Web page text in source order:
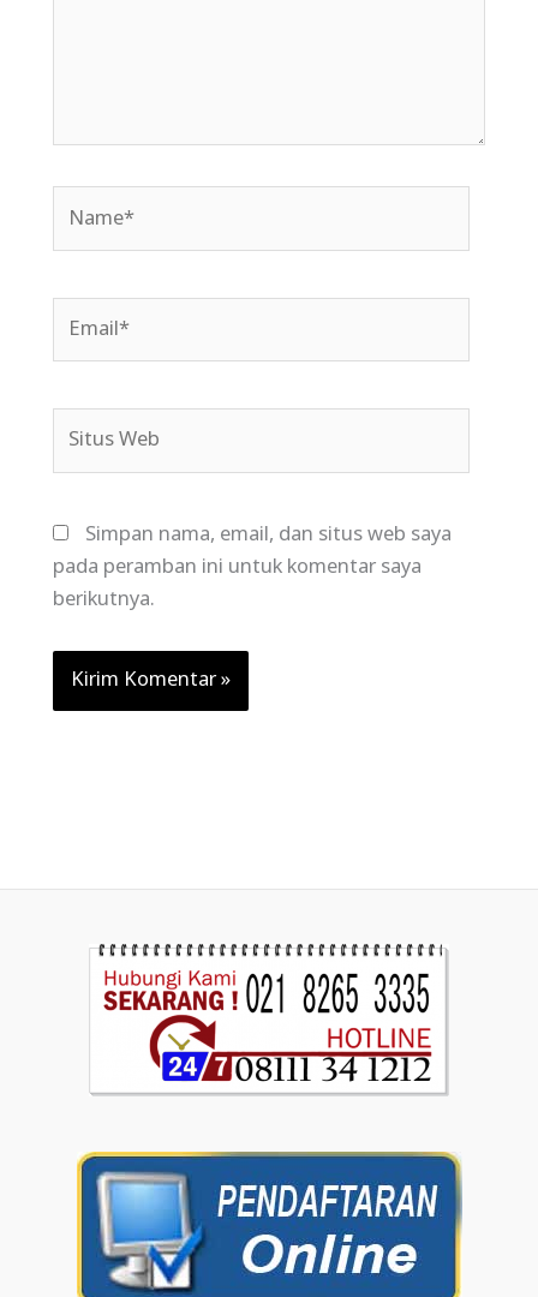
Simpan nama, email, dan situs web saya
pada peramban ini untuk komentar saya
berikutnya.